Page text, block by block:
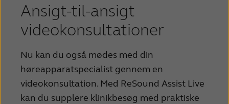
Ansigt-til-ansigt
videokonsultationer
Nu kan du også mødes med din
høreapparatspecialist gennem en
videokonsultation. Med ReSound Assist Live
kan du supplere klinikbesøg med praktiske